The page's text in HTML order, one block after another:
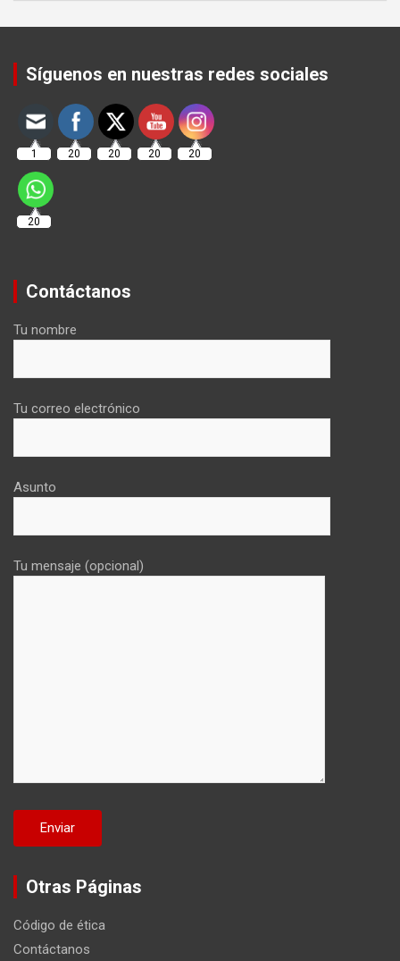
Síguenos en nuestras redes sociales
1 20 20 20 20
20
Contáctanos
Tu nombre
Tu correo electrónico
Asunto
Tu mensaje (opcional)
Otras Páginas
Código de ética
Contáctanos